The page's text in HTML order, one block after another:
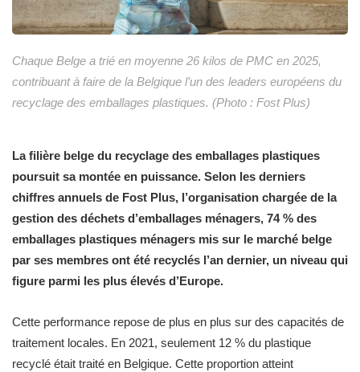
Chaque Belge a trié en moyenne 26 kilos de PMC en 2025,
contribuant à faire de la Belgique l’un des leaders européens du
recyclage des emballages plastiques. (Photo : Fost Plus)
La filière belge du recyclage des emballages plastiques
poursuit sa montée en puissance. Selon les derniers
chiffres annuels de Fost Plus, l’organisation chargée de la
gestion des déchets d’emballages ménagers, 74 % des
emballages plastiques ménagers mis sur le marché belge
par ses membres ont été recyclés l’an dernier, un niveau qui
figure parmi les plus élevés d’Europe.
Cette performance repose de plus en plus sur des capacités de
traitement locales. En 2021, seulement 12 % du plastique
recyclé était traité en Belgique. Cette proportion atteint